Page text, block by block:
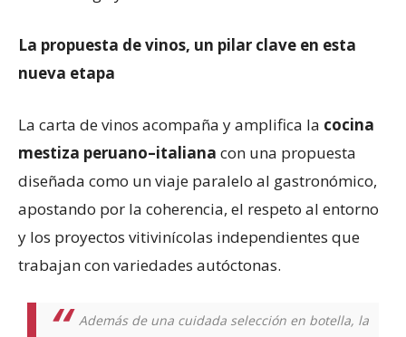
La propuesta de vinos, un pilar clave en esta
nueva etapa
La carta de vinos acompaña y amplifica la cocina
mestiza peruano–italiana con una propuesta
diseñada como un viaje paralelo al gastronómico,
apostando por la coherencia, el respeto al entorno
y los proyectos vitivinícolas independientes que
trabajan con variedades autóctonas.
Además de una cuidada selección en botella, la